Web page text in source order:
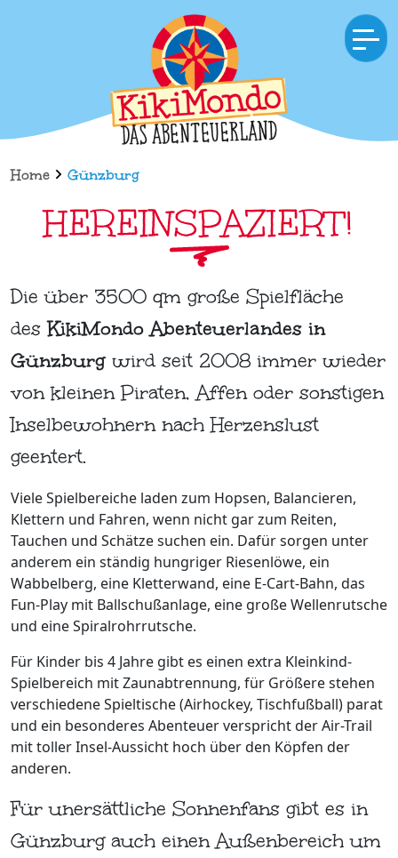
Home Günzburg
HEREINSPAZIERT!
Die über 3500 qm große Spielfläche
desKikiMondo Abenteuerlandes in
Günzburg wird seit 2008 immer wieder
von kleinen Piraten, Affen oder sonstigen
Inselbewohnern nach Herzenslust
geentert.
Viele Spielbereiche laden zum Hopsen, Balancieren,
Klettern und Fahren, wenn nicht gar zum Reiten,
Tauchen und Schätze suchen ein. Dafür sorgen unter
anderem ein ständig hungriger Riesenlöwe, ein
Wabbelberg, eine Kletterwand, eine E-Cart-Bahn, das
Fun-Play mit Ballschußanlage, eine große Wellenrutsche
und eine Spiralrohrrutsche.
Für Kinder bis 4 Jahre gibt es einen extra Kleinkind-
Spielbereich mit Zaunabtrennung, für Größere stehen
verschiedene Spieltische (Airhockey, Tischfußball) parat
und ein besonderes Abenteuer verspricht der Air-Trail
mit toller Insel-Aussicht hoch über den Köpfen der
anderen.
Für unersättliche Sonnenfans gibt es in
Günzburg auch einen Außenbereich um